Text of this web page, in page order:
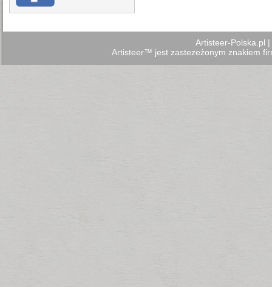
Artisteer-Polska.pl
Artisteer™ jest zastezeżonym znakiem